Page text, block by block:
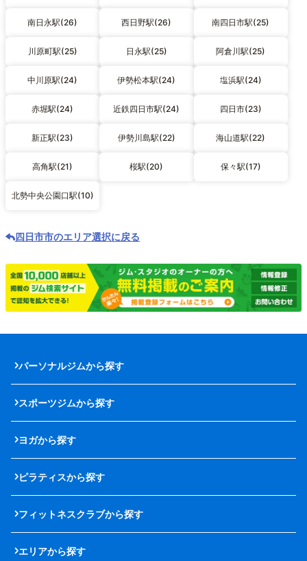
南日永駅(26) 西日野駅(26) 南四日市駅(25)
川原町駅(25) 日永駅(25) 阿倉川駅(25)
中川原駅(24) 伊勢松本駅(24) 塩浜駅(24)
赤堀駅(24) 近鉄四日市駅(24) 四日市(23)
新正駅(23) 伊勢川島駅(22) 海山道駅(22)
高角駅(21) 桜駅(20) 保々駅(17)
北勢中央公園口駅(10)
四日市市のエリア選択に戻る
パーソナルジムから探す
スポーツジムから探す
ヨガから探す
ピラティスから探す
フィットネスクラブから探す
エリアから探す